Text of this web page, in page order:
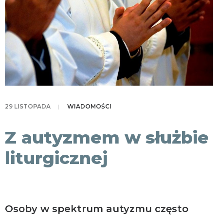
KONTAKT
29 LISTOPADA | WIADOMOŚCI
Z autyzmem w służbie
liturgicznej
Osoby w spektrum autyzmu często